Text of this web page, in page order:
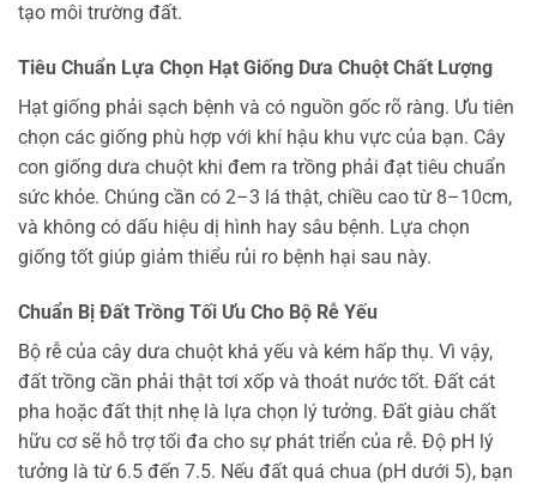
tạo môi trường đất.
Tiêu Chuẩn Lựa Chọn Hạt Giống Dưa Chuột Chất Lượng
Hạt giống phải sạch bệnh và có nguồn gốc rõ ràng. Ưu tiên
chọn các giống phù hợp với khí hậu khu vực của bạn. Cây
con giống dưa chuột khi đem ra trồng phải đạt tiêu chuẩn
sức khỏe. Chúng cần có 2–3 lá thật, chiều cao từ 8–10cm,
và không có dấu hiệu dị hình hay sâu bệnh. Lựa chọn
giống tốt giúp giảm thiểu rủi ro bệnh hại sau này.
Chuẩn Bị Đất Trồng Tối Ưu Cho Bộ Rễ Yếu
Bộ rễ của cây dưa chuột khá yếu và kém hấp thụ. Vì vậy,
đất trồng cần phải thật tơi xốp và thoát nước tốt. Đất cát
pha hoặc đất thịt nhẹ là lựa chọn lý tưởng. Đất giàu chất
hữu cơ sẽ hỗ trợ tối đa cho sự phát triển của rễ. Độ pH lý
tưởng là từ 6.5 đến 7.5. Nếu đất quá chua (pH dưới 5), bạn